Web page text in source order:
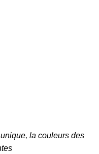
la couleurs des